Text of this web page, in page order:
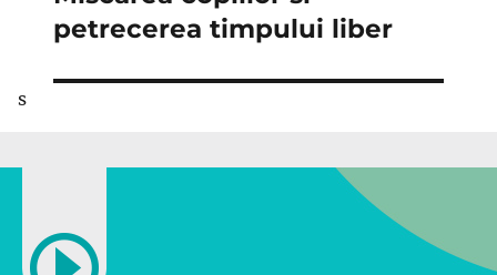
următor:
petrecerea timpului liber
s